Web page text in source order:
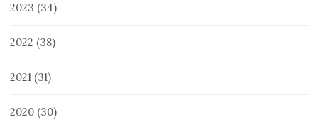
2023 (34)
2022 (38)
2021 (31)
2020 (30)